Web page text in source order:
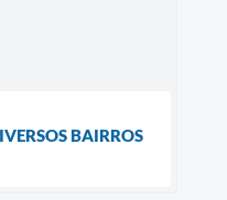
BAIRROS